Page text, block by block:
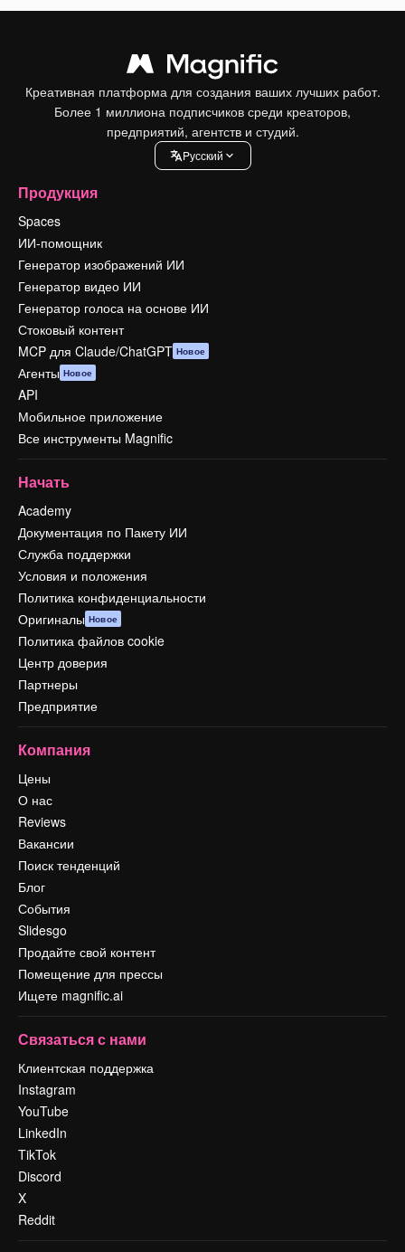
Креативная платформа для создания ваших лучших работ.
Более 1 миллиона подписчиков среди креаторов,
предприятий, агентств и студий.
Pусский
Продукция
Spaces
ИИ-помощник
Генератор изображений ИИ
Генератор видео ИИ
Генератор голоса на основе ИИ
Стоковый контент
MCP для Claude/ChatGPT Новое
Агенты Новое
API
Мобильное приложение
Все инструменты Magnific
Начать
Academy
Документация по Пакету ИИ
Служба поддержки
Условия и положения
Политика конфиденциальности
Оригиналы Новое
Политика файлов cookie
Центр доверия
Партнеры
Предприятие
Компания
Цены
О нас
Reviews
Вакансии
Поиск тенденций
Блог
События
Slidesgo
Продайте свой контент
Помещение для прессы
Ищете magnific.ai
Связаться с нами
Клиентская поддержка
Instagram
YouTube
LinkedIn
TikTok
Discord
X
Reddit